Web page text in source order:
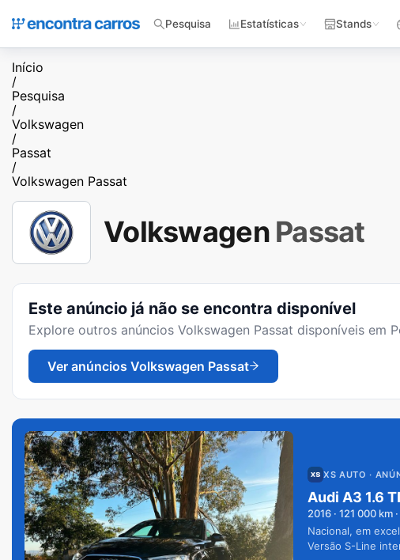
Pesquisa Estatísticas Stands
Início
/
Pesquisa
/
Volkswagen
/
Passat
/
Volkswagen Passat
Volkswagen Passat
Este anúncio já não se encontra disponível
Explore outros anúncios Volkswagen Passat disponíveis em
Ver anúncios Volkswagen Passat
XS AUTO ·
Audi A3 1.6
2016 · 121 000 km
Nacional, em
Versão S-Line